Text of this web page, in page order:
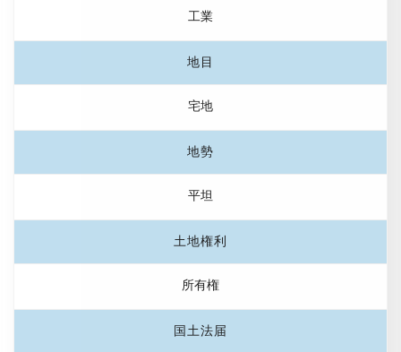
工業
地目
宅地
地勢
平坦
土地権利
所有権
国土法届